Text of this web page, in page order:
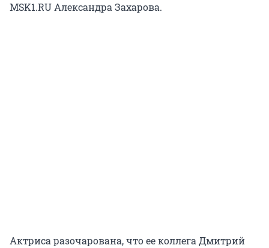
MSK1.RU Александра Захарова.
Актриса разочарована, что ее коллега Дмитрий